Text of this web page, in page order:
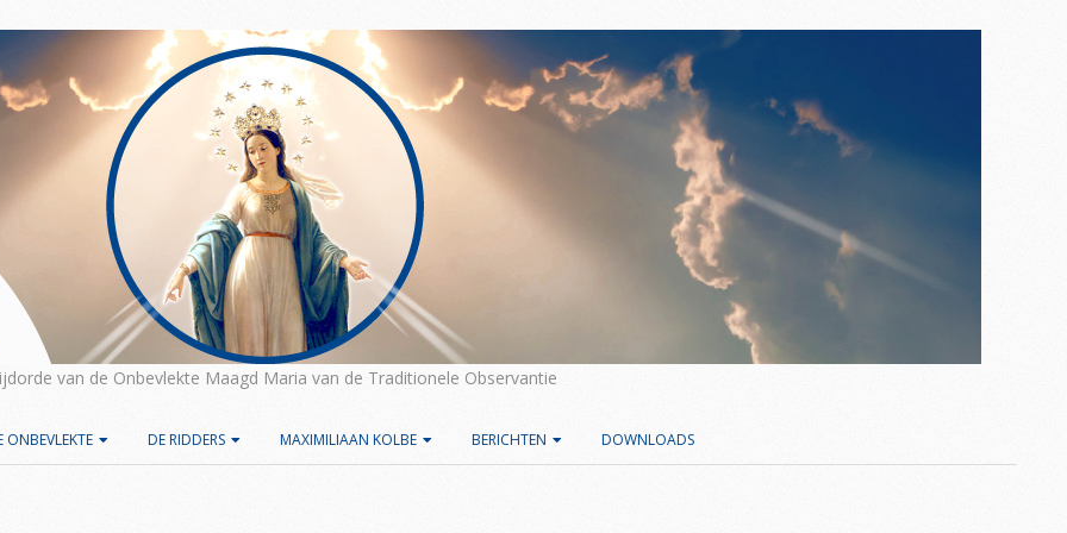
van de Onbevlekte Maagd Maria van de Traditionele Observantie
ONBEVLEKTE DE RIDDERS MAXIMILIAAN KOLBE BERICHTEN DOWNLOADS